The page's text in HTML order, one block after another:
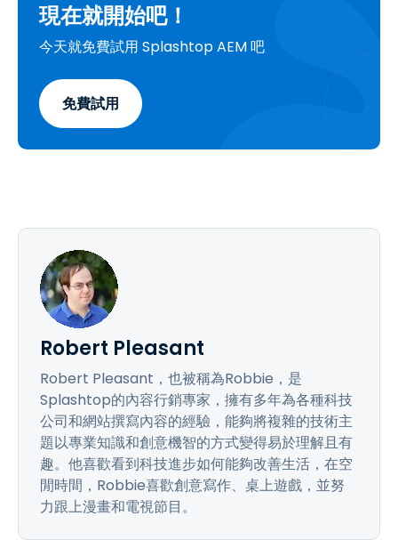
現在就開始吧！
今天就免費試用 Splashtop AEM 吧
免費試用
Robert Pleasant
Robert Pleasant，也被稱為Robbie，是
Splashtop的內容行銷專家，擁有多年為各種科技
公司和網站撰寫內容的經驗，能夠將複雜的技術主
題以專業知識和創意機智的方式變得易於理解且有
趣。他喜歡看到科技進步如何能夠改善生活，在空
閒時間，Robbie喜歡創意寫作、桌上遊戲，並努
力跟上漫畫和電視節目。